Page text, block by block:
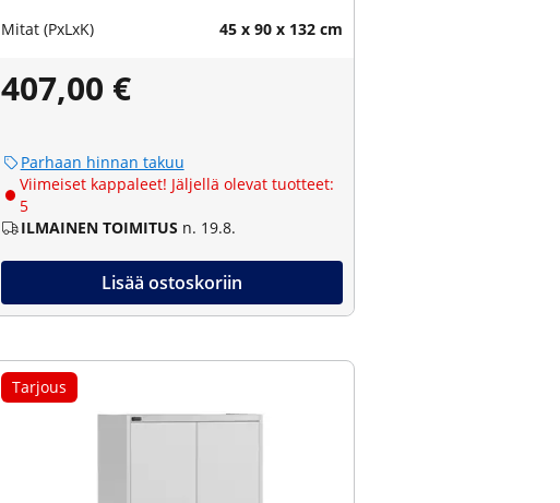
Mitat (PxLxK) 45 x 90 x 132 cm
407,00 €
Parhaan hinnan takuu
Viimeiset kappaleet! Jäljellä olevat tuotteet:
5
ILMAINEN TOIMITUS n. 19.8.
Lisää ostoskoriin
Tarjous